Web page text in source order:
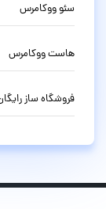
سئو ووکامرس
هاست ووکامرس
فروشگاه ساز